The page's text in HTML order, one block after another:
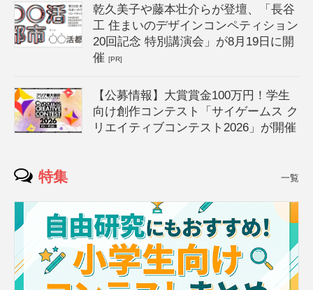
乾久美子や藤本壮介らが登壇、「長谷
工 住まいのデザインコンペティション
20回記念 特別講演会」が8月19日に開
催[PR]
【公募情報】大賞賞金100万円！学生
向け創作コンテスト「サイゲームス ク
リエイティブコンテスト2026」が開催
特集 一覧